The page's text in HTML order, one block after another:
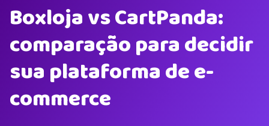
Boxloja vs CartPanda:
comparação para decidir
sua plataforma de e-
commerce